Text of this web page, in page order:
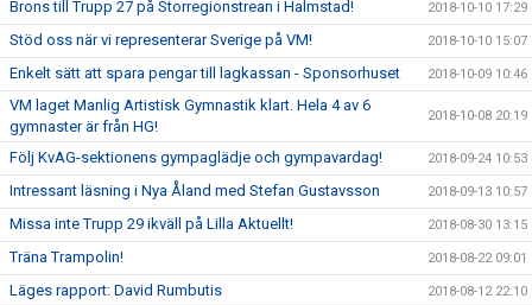
Brons till Trupp 27 på Storregionstrean i Halmstad! 2018-10-10 17:29
Stöd oss när vi representerar Sverige på VM! 2018-10-10 15:07
Enkelt sätt att spara pengar till lagkassan - Sponsorhuset 2018-10-09 10:46
VM laget Manlig Artistisk Gymnastik klart. Hela 4 av 6
gymnaster är från HG!
2018-10-08 20:19
Följ KvAG-sektionens gympaglädje och gympavardag! 2018-09-24 10:53
Intressant läsning i Nya Åland med Stefan Gustavsson 2018-09-13 10:57
Missa inte Trupp 29 ikväll på Lilla Aktuellt! 2018-08-30 13:15
Träna Trampolin! 2018-08-22 09:01
Läges rapport: David Rumbutis 2018-08-12 22:10